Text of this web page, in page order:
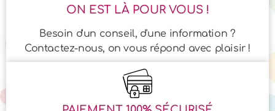
ON EST LÀ POUR VOUS !
Besoin d'un conseil, d'une information ?
Contactez-nous, on vous répond avec plaisir !